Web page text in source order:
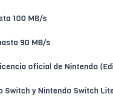
100 MB/s
90 MB/s
oficial de Nintendo
Switch y Nintendo Switch